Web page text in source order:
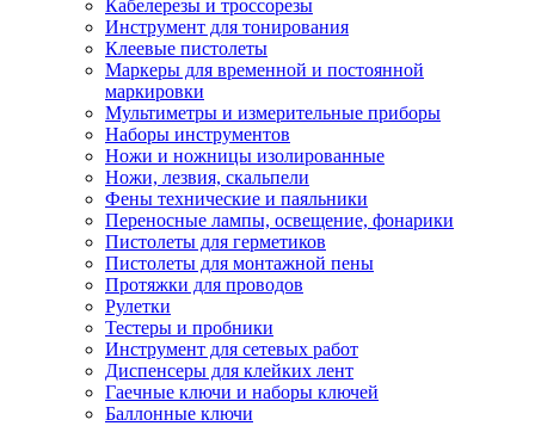
Кабелерезы и троссорезы
Инструмент для тонирования
Клеевые пистолеты
Маркеры для временной и постоянной
маркировки
Мультиметры и измерительные приборы
Наборы инструментов
Ножи и ножницы изолированные
Ножи, лезвия, скальпели
Фены технические и паяльники
Переносные лампы, освещение, фонарики
Пистолеты для герметиков
Пистолеты для монтажной пены
Протяжки для проводов
Рулетки
Тестеры и пробники
Инструмент для сетевых работ
Диспенсеры для клейких лент
Гаечные ключи и наборы ключей
Баллонные ключи